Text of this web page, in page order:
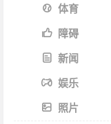
体育
障碍
新闻
娱乐
照片